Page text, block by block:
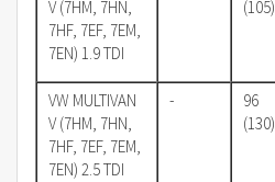
V (7HM, 7HN,
7HF, 7EF, 7EM,
7EN) 1.9 TDI
(105)
VW MULTIVAN
V (7HM, 7HN,
7HF, 7EF, 7EM,
7EN) 2.5 TDI
-
96
(130)